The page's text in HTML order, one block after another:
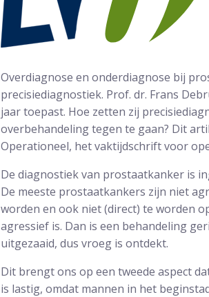
Overdiagnose en onderdiagnose bij
precisiediagnostiek. Prof. dr. Frans
jaar toepast. Hoe zetten zij
overbehandeling tegen te gaan? Dit
Operationeel, het vaktijdschrift voor
De diagnostiek van prostaatkanker is
De meeste prostaatkankers zijn niet
worden en ook niet (direct) te worden
agressief is. Dan is een behandeling
uitgezaaid, dus vroeg is ontdekt.
Dit brengt ons op een tweede aspect
is lastig, omdat mannen in het